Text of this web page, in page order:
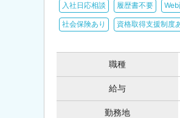
入社日応相談 履歴書不要
社会保険あり 資格取得支援制度
職種
給与
勤務地